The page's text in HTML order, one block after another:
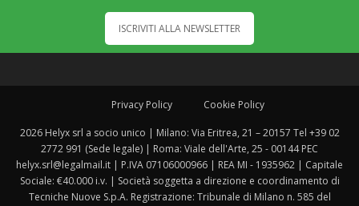
ISCRIVITI ALLA NEWSLETTER
Privacy Policy Cookie Policy
2026 Helyx srl a socio unico | Milano: Via Eritrea, 21 – 20157 Tel +39 02
2772 991 (Sede legale) | Roma: Viale dell'Arte, 25 - 00144 PEC
helyx.srl@legalmail.it | P.IVA 07106000966 | REA MI - 1935962 | Capitale
Sociale: €40.000 i.v. | Società soggetta a direzione e coordinamento di
Tecniche Nuove S.p.A. Registrazione: Tribunale di Milano n. 585 del